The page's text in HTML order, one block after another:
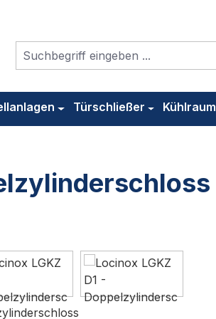
Türschließer Kühlraum